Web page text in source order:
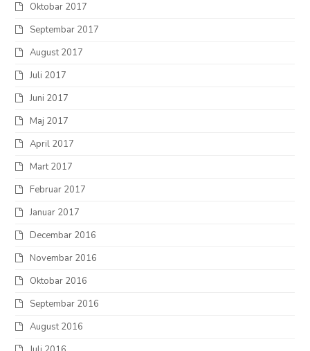
Oktobar 2017
Septembar 2017
August 2017
Juli 2017
Juni 2017
Maj 2017
April 2017
Mart 2017
Februar 2017
Januar 2017
Decembar 2016
Novembar 2016
Oktobar 2016
Septembar 2016
August 2016